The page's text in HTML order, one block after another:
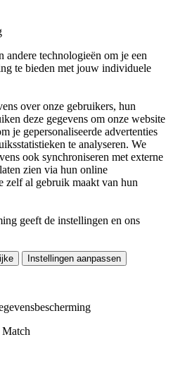
andere technologieën om je een
te bieden met jouw individuele
over onze gebruikers, hun
deze gegevens om onze website
je gepersonaliseerde advertenties
te analyseren. We
ook synchroniseren met externe
zien via hun online
zelf al gebruik maakt van hun
geeft de instellingen en ons
Instellingen aanpassen